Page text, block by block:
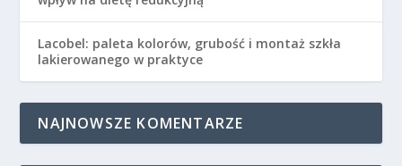
Lacobel: paleta kolorów, grubość i montaż szkła
lakierowanego w praktyce
NAJNOWSZE KOMENTARZE